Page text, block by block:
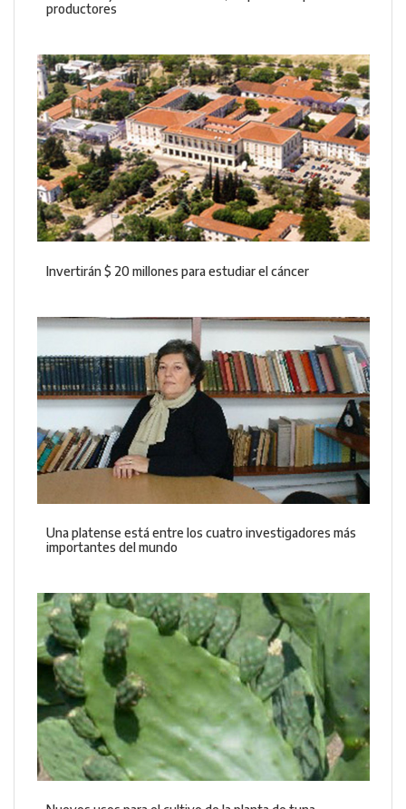
productores
Invertirán $ 20 millones para estudiar el cáncer
Una platense está entre los cuatro investigadores más
importantes del mundo